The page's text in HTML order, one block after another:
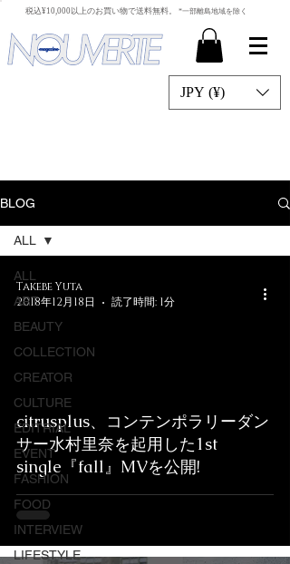
​税込¥10,000以上のお買い物で送料無料。 *一部離島地域を除く
JPY (¥)
BLOG
ALL
ART
BEAUTY
COLLECTION
CREATOR
CULTURE
EDITRIAL
EVENT
FASHION
FOOD
INTERVIEW
LIFESTYLE
ALL
citrusplus、コンテンポラリーダン
サー水村里奈を起用した1st
single『fall』MVを公開!
Takebe Yuta
2018年12月18日
読了時間: 1分